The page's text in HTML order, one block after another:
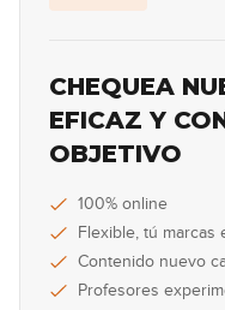
04:23
15:56
04:44
CHEQUEA
EFICAZ Y
OBJETIVO
100% online
Flexible, tú marcas
Contenido nuevo
Profesores